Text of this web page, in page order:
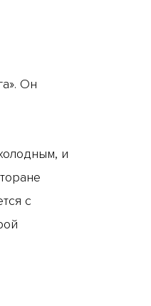
Он
и
с